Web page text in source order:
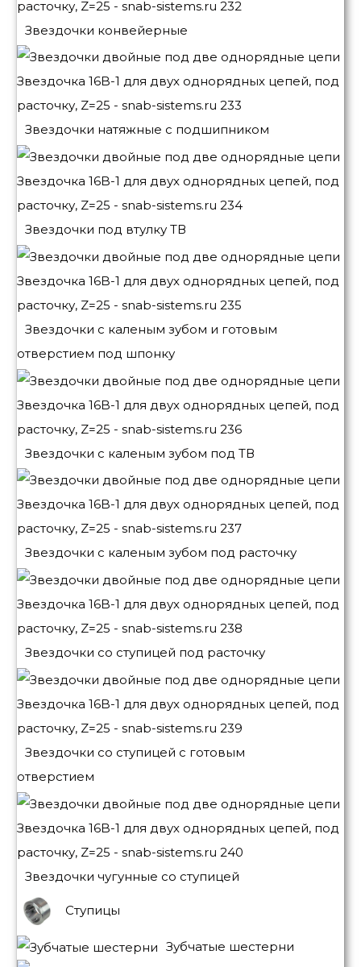
Звездочки конвейерные
Звездочки натяжные с подшипником
Звездочки под втулку ТВ
Звездочки с каленым зубом и готовым
отверстием под шпонку
Звездочки с каленым зубом под ТВ
Звездочки с каленым зубом под расточку
Звездочки со ступицей под расточку
Звездочки со ступицей с готовым
отверстием
Звездочки чугунные со ступицей
Ступицы
Зубчатые шестерни